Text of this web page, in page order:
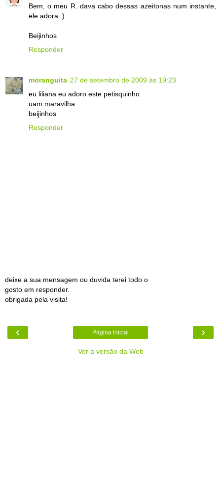
Bem, o meu R. dava cabo dessas azeitonas num instante,
ele adora :)
Beijinhos
Responder
moranguita 27 de setembro de 2009 às 19:23
eu liliana eu adoro este petisquinho.
uam maravilha.
beijinhos
Responder
deixe a sua mensagem ou duvida terei todo o
gosto em responder.
obrigada pela visita!
‹ ›
Página inicial
Ver a versão da Web